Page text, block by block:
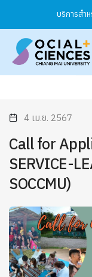
บริการสำ
4 เม.ย. 2567
Call for
SERVICE-
SOCCMU)